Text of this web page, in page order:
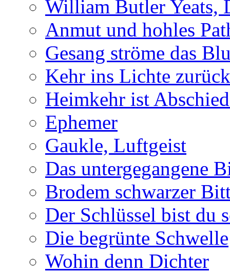
William Butler Yeats,
Anmut und hohles
Gesang ströme das
Kehr ins Lichte zurück
Heimkehr ist
Ephemer
Gaukle, Luftgeist
Das untergegangene
Brodem schwarzer
Der Schlüssel bist du
Die begrünte Schwelle
Wohin denn Dichter